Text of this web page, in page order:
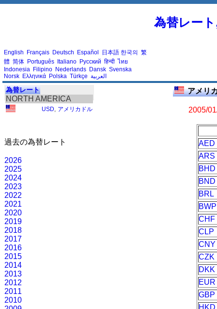
為替レー
English Français Deutsch Español 日本語 한국의 繁
體 简体 Português Italiano Русский हिन्दी ไทย
Indonesia Filipino Nederlands Dansk Svenska
Norsk Ελληνικά Polska Türkçe العربية
為替レート
NORTH AMERICA
USD アメリカドル
過去の為替レート
2026
2025
2024
2023
2022
2021
2020
2019
2018
2017
2016
2015
2014
2013
2012
2011
2010
アメリ
2005/
AED
ARS
BHD
BND
BRL
BWP
CHF
CLP
CNY
CZK
DKK
EUR
GBP
HKD